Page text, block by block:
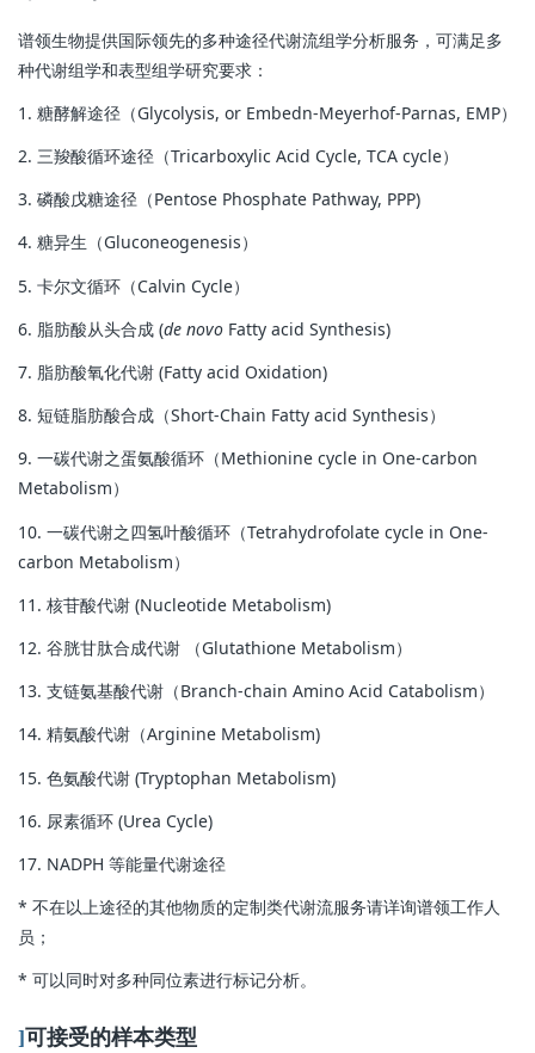
谱领生物提供国际领先的多种途径代谢流组学分析服务，可满足多
种代谢组学和表型组学研究要求：
1. 糖酵解途径（Glycolysis, or Embedn-Meyerhof-Parnas, EMP）
2. 三羧酸循环途径（Tricarboxylic Acid Cycle, TCA cycle）
3. 磷酸戊糖途径（Pentose Phosphate Pathway, PPP)
4. 糖异生（Gluconeogenesis）
5. 卡尔文循环（Calvin Cycle）
6. 脂肪酸从头合成 (de novo Fatty acid Synthesis)
7. 脂肪酸氧化代谢 (Fatty acid Oxidation)
8. 短链脂肪酸合成（Short-Chain Fatty acid Synthesis）
9. 一碳代谢之蛋氨酸循环（Methionine cycle in One-carbon
Metabolism）
10. 一碳代谢之四氢叶酸循环（Tetrahydrofolate cycle in One-
carbon Metabolism）
11. 核苷酸代谢 (Nucleotide Metabolism)
12. 谷胱甘肽合成代谢 （Glutathione Metabolism）
13. 支链氨基酸代谢（Branch-chain Amino Acid Catabolism）
14. 精氨酸代谢（Arginine Metabolism)
15. 色氨酸代谢 (Tryptophan Metabolism)
16. 尿素循环 (Urea Cycle)
17. NADPH 等能量代谢途径
* 不在以上途径的其他物质的定制类代谢流服务请详询谱领工作人
员；
* 可以同时对多种同位素进行标记分析。
]可接受的样本类型